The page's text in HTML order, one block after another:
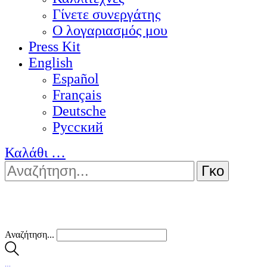
Γίνετε συνεργάτης
Ο λογαριασμός μου
Press Kit
English
Español
Français
Deutsche
Pусский
Καλάθι …
Αναζήτηση...